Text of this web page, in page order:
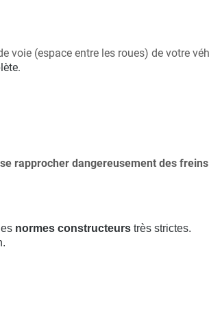
voie (espace entre les roues) de votre
rapprocher dangereusement des
normes constructeurs très strictes.